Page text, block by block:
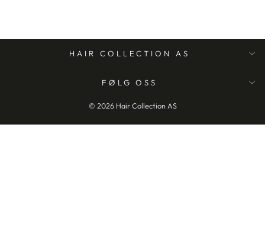
HAIR COLLECTION AS
FØLG OSS
© 2026 Hair Collection AS